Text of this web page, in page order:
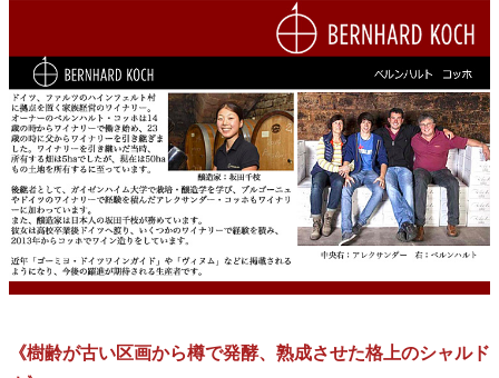
《樹齢が古い区画から樽で発酵、熟成させた格上のシャルド